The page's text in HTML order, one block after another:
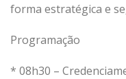
forma estratégica e
Programação
* 08h30 –